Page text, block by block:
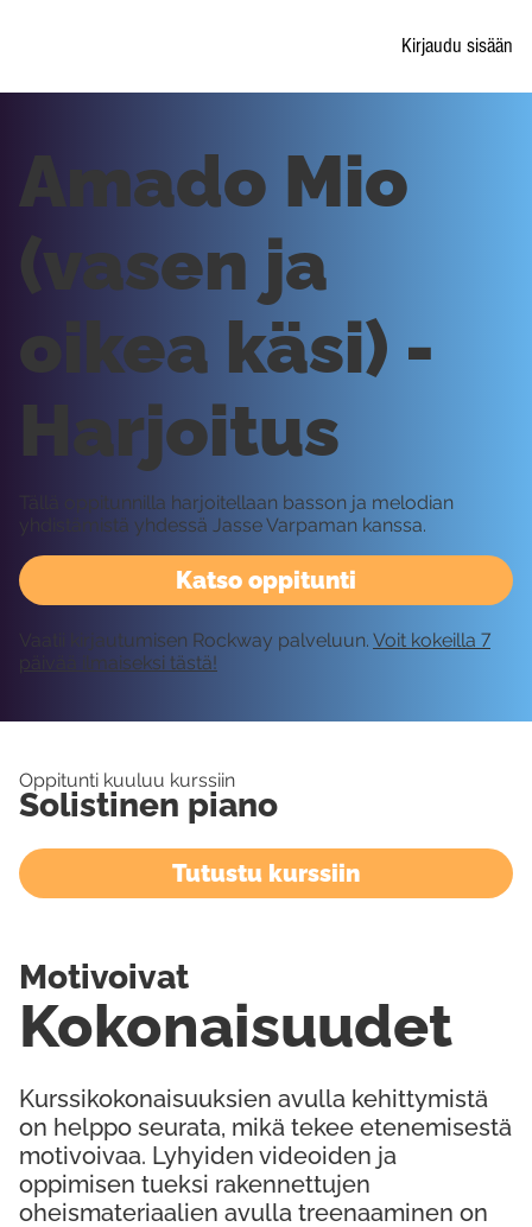
Kirjaudu sisään
Katso oppitunti
Amado Mio
(vasen ja
oikea käsi) -
Harjoitus
Tällä oppitunnilla harjoitellaan basson ja melodian
yhdistämistä yhdessä Jasse Varpaman kanssa.
Vaatii kirjautumisen Rockway palveluun. Voit kokeilla 7
päivää ilmaiseksi tästä!
Oppitunti kuuluu kurssiin
Solistinen piano
Tutustu kurssiin
Kurssikokonaisuuksien avulla kehittymistä
on helppo seurata, mikä tekee etenemisestä
motivoivaa. Lyhyiden videoiden ja
oppimisen tueksi rakennettujen
oheismateriaalien avulla treenaaminen on
Kokonaisuudet
Motivoivat